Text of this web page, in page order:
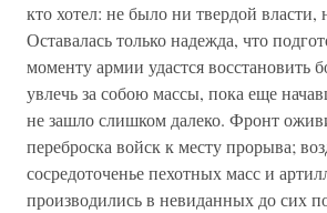
кто хотел: не было ни твердой власти,
Оставалась только надежда, что
моменту армии удастся восстановить
увлечь за собою массы, пока еще
не зашло слишком далеко. Фронт
переброска войск к месту прорыва;
сосредоточенье пехотных масс и
производились в невиданных до сих